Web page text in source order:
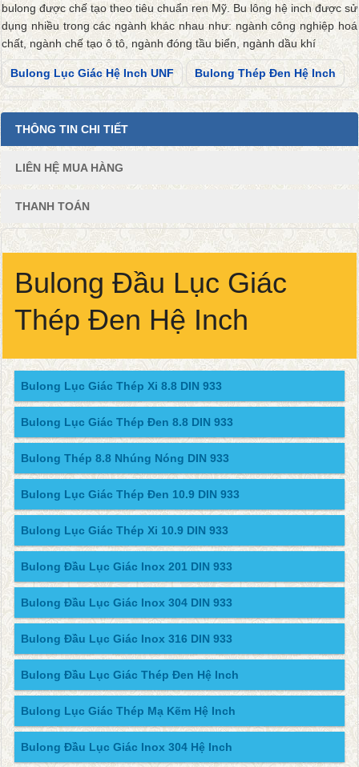
bulong được chế tạo theo tiêu chuẩn ren Mỹ. Bu lông hệ inch được sử
dụng nhiều trong các ngành khác nhau như: ngành công nghiệp hoá
chất, ngành chế tạo ô tô, ngành đóng tầu biển, ngành dầu khí
Bulong Lục Giác Hệ Inch UNF Bulong Thép Đen Hệ Inch
THÔNG TIN CHI TIẾT
LIÊN HỆ MUA HÀNG
THANH TOÁN
Bulong Đầu Lục Giác
Thép Đen Hệ Inch
Bulong Lục Giác Thép Xi 8.8 DIN 933
Bulong Lục Giác Thép Đen 8.8 DIN 933
Bulong Thép 8.8 Nhúng Nóng DIN 933
Bulong Lục Giác Thép Đen 10.9 DIN 933
Bulong Lục Giác Thép Xi 10.9 DIN 933
Bulong Đầu Lục Giác Inox 201 DIN 933
Bulong Đầu Lục Giác Inox 304 DIN 933
Bulong Đầu Lục Giác Inox 316 DIN 933
Bulong Đầu Lục Giác Thép Đen Hệ Inch
Bulong Lục Giác Thép Mạ Kẽm Hệ Inch
Bulong Đầu Lục Giác Inox 304 Hệ Inch